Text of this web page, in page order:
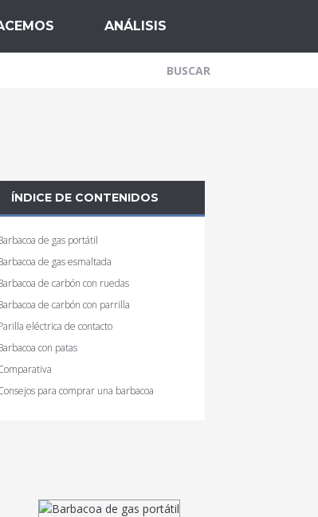
ANÁLISIS
ÍNDICE DE CONTENIDOS
de gas portátil
de gas esmaltada
de carbón con ruedas
de carbón con parrilla
eléctrica de contacto
con patas
para comprar una barbacoa